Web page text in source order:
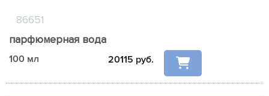
86651
парфюмерная вода
100 мл 20115 руб.